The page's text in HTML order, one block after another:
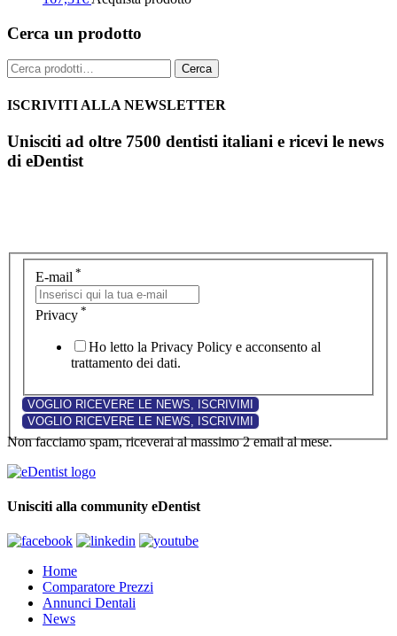
Cerca un prodotto
Cerca: Cerca
ISCRIVITI ALLA NEWSLETTER
Unisciti ad oltre 7500 dentisti italiani e ricevi le news
di eDentist
E-mail *
Privacy *
Ho letto la Privacy Policy e acconsento al
trattamento dei dati.
Non facciamo spam, riceverai al massimo 2 email al mese.
Unisciti alla community eDentist
Home
Comparatore Prezzi
Annunci Dentali
News